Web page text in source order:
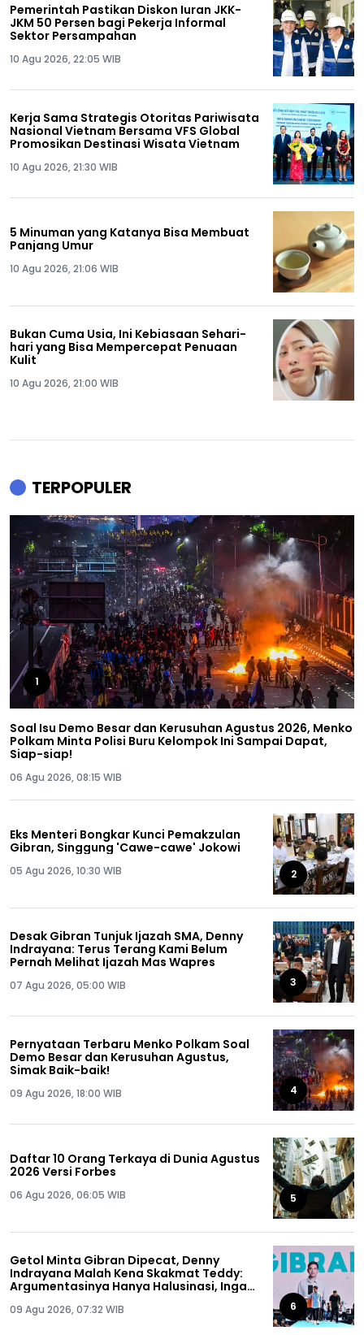
Pemerintah Pastikan Diskon Iuran JKK-
JKM 50 Persen bagi Pekerja Informal
Sektor Persampahan
10 Agu 2026, 22:05 WIB
Kerja Sama Strategis Otoritas Pariwisata
Nasional Vietnam Bersama VFS Global
Promosikan Destinasi Wisata Vietnam
10 Agu 2026, 21:30 WIB
5 Minuman yang Katanya Bisa Membuat
Panjang Umur
10 Agu 2026, 21:06 WIB
Bukan Cuma Usia, Ini Kebiasaan Sehari-
hari yang Bisa Mempercepat Penuaan
Kulit
10 Agu 2026, 21:00 WIB
TERPOPULER
1
Soal Isu Demo Besar dan Kerusuhan Agustus 2026, Menko
Polkam Minta Polisi Buru Kelompok Ini Sampai Dapat,
Siap-siap!
06 Agu 2026, 08:15 WIB
Eks Menteri Bongkar Kunci Pemakzulan
Gibran, Singgung 'Cawe-cawe' Jokowi
05 Agu 2026, 10:30 WIB 2
Desak Gibran Tunjuk Ijazah SMA, Denny
Indrayana: Terus Terang Kami Belum
Pernah Melihat Ijazah Mas Wapres
07 Agu 2026, 05:00 WIB 3
Pernyataan Terbaru Menko Polkam Soal
Demo Besar dan Kerusuhan Agustus,
Simak Baik-baik!
09 Agu 2026, 18:00 WIB 4
Daftar 10 Orang Terkaya di Dunia Agustus
2026 Versi Forbes
06 Agu 2026, 06:05 WIB 5
Getol Minta Gibran Dipecat, Denny
Indrayana Malah Kena Skakmat Teddy:
Argumentasinya Hanya Halusinasi, Ingat
09 Agu 2026, 07:32 WIB 6